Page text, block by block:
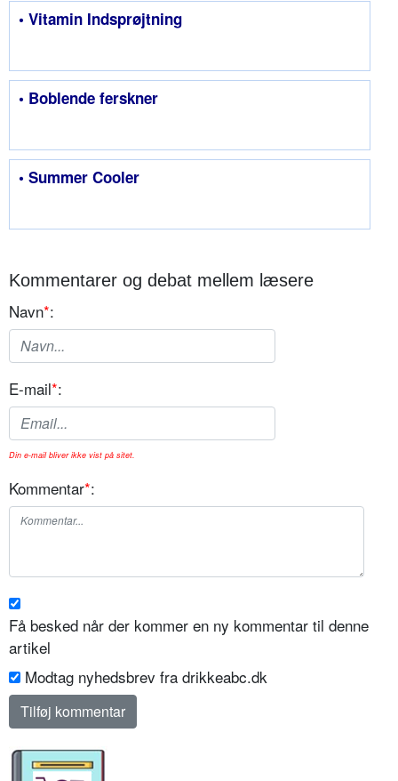
• Vitamin Indsprøjtning
• Boblende ferskner
• Summer Cooler
Kommentarer og debat mellem læsere
Navn*:
E-mail*:
Din e-mail bliver ikke vist på sitet.
Kommentar*:
Få besked når der kommer en ny kommentar til denne
artikel
Modtag nyhedsbrev fra drikkeabc.dk